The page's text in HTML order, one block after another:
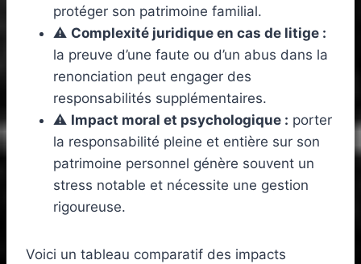
protéger son patrimoine familial.
⚠️ Complexité juridique en cas de litige :
la preuve d’une faute ou d’un abus dans la
renonciation peut engager des
responsabilités supplémentaires.
⚠️ Impact moral et psychologique : porter
la responsabilité pleine et entière sur son
patrimoine personnel génère souvent un
stress notable et nécessite une gestion
rigoureuse.
Voici un tableau comparatif des impacts